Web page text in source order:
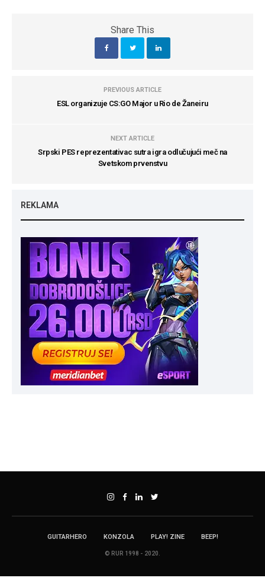
Share This
PREVIOUS ARTICLE
ESL organizuje CS:GO Major u Rio de Žaneiru
NEXT ARTICLE
Srpski PES reprezentativac sutra igra odlučujući meč na
Svetskom prvenstvu
REKLAMA
GUITARHERO KONZOLA PLAY! ZINE BEEP!
© RUR 1998 - 2020.